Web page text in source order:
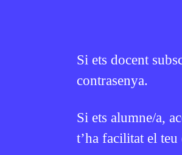
Si ets docent
contrasenya.
Si ets alumne/a,
t’ha facilitat el